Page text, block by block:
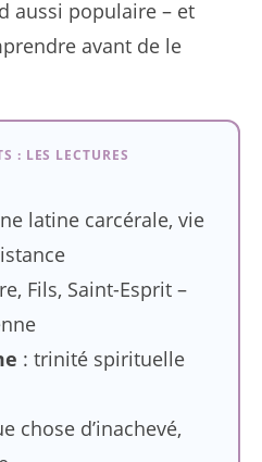
aussi populaire – et
avant de le
: LES LECTURES
latine carcérale, vie
Fils, Saint-Esprit –
: trinité spirituelle
chose d’inachevé,